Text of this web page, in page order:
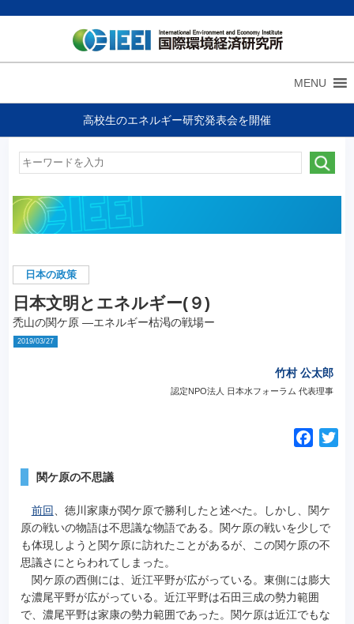
MENU
高校生のエネルギー研究発表会を開催
日本の政策
日本文明とエネルギー(９)
禿山の関ケ原 ―エネルギー枯渇の戦場ー
2019/03/27
竹村 公太郎
認定NPO法人 日本水フォーラム 代表理事
b
o
o
関ケ原の不思議
前回 、徳川家康が関ケ原で勝利したと述べた。
しかし、関ケ
原の戦いの物語は不思議な物語である。関ケ原の戦いを少しで
も体現しようと関ケ原に訪れたことがあるが、この関ケ原の不
思議さにとらわれてしまった。
関ケ原の西側には、近江平野が広がっている。東側には膨大
な濃尾平野が広がっている。近江平野は石田三成の勢力範囲
で、濃尾平野は家康の勢力範囲であった。関ケ原は近江でもな